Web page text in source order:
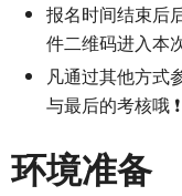
报名时间结束后
件二维码进入本
凡通过其他方式
与最后的考核哦 ❗
环境准备